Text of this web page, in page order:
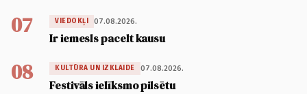
07 VIEDOKĻI 07.08.2026.
Ir iemesls pacelt kausu
08 KULTŪRA UN IZKLAIDE 07.08.2026.
Festivāls ielīksmo pilsētu